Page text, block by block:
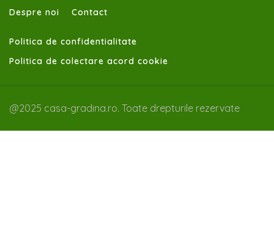
Despre noi Contact
Politica de confidentialitate
Politica de colectare acord cookie
@2025 casa-gradina.ro. Toate drepturile rezervate